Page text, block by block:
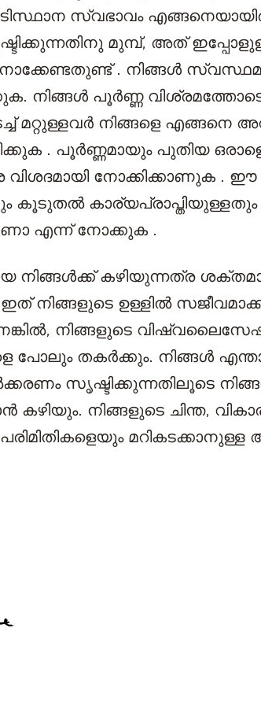
സ്വഭാവം
മുമ്പ്, അത്
. നിങ്ങൾ
നിങ്ങൾ പൂർണ്ണ
മറ്റുള്ളവർ നിങ്ങളെ എങ്ങനെ
. പൂർണ്ണമായും പുതിയ
വിശദമായി നോക്കിക്കാണുക .
കൂടുതൽ
എന്ന് നോക്കുക .
കഴിയുന്നത്ര
നിങ്ങളുടെ ഉള്ളിൽ
നിങ്ങളുടെ
തകർക്കും. നിങ്ങൾ
സൃഷ്ടിക്കുന്നതിലൂടെ
കഴിയും. നിങ്ങളുടെ ചിന്ത,